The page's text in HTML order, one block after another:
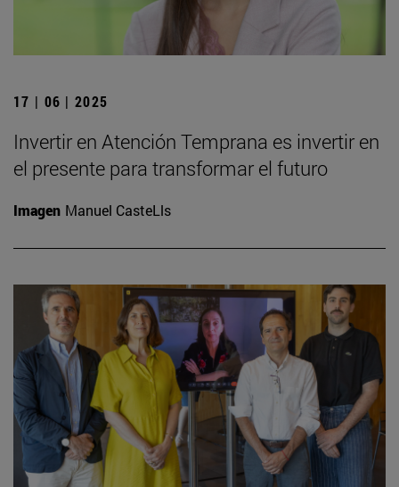
17 | 06 | 2025
Invertir en Atención Temprana es invertir en
el presente para transformar el futuro
Imagen Manuel CasteLls